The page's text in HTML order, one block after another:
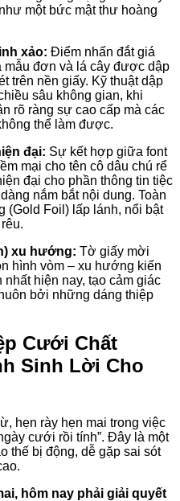
một bức mật thư hoàng
xảo: Điểm nhấn đắt giá
mẫu đơn và lá cây được dập
trên nền giấy. Kỹ thuật dập
sâu không gian, khi
rõ ràng sự cao cấp mà các
thể làm được.
đại: Sự kết hợp giữa font
mại cho tên cô dâu chú rể
đại cho phần thông tin tiệc
nắm bắt nội dung. Toàn
(Gold Foil) lấp lánh, nổi bật
xu hướng: Tờ giấy mời
hình vòm – xu hướng kiến
hiện nay, tạo cảm giác
bởi những dáng thiệp
Cưới Chất
Sinh Lời Cho
hẹn rày hẹn mai trong việc
cưới rồi tính”. Đây là một
thế bị động, dễ gặp sai sót
hôm nay phải giải quyết